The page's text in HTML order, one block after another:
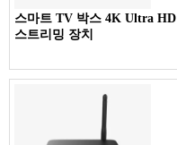
스마트 TV 박스 4K Ultra HD
스트리밍 장치